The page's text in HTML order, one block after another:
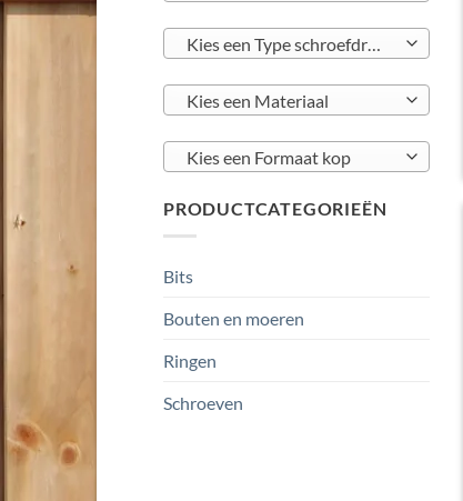
Kies een Type schroefdraad
Kies een Materiaal
Kies een Formaat kop
PRODUCTCATEGORIEËN
Bits
Bouten en moeren
Ringen
Schroeven